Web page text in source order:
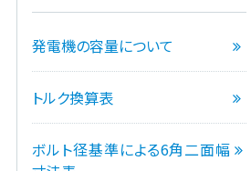
発電機の容量について
トルク換算表
ボルト径基準による6角二面幅